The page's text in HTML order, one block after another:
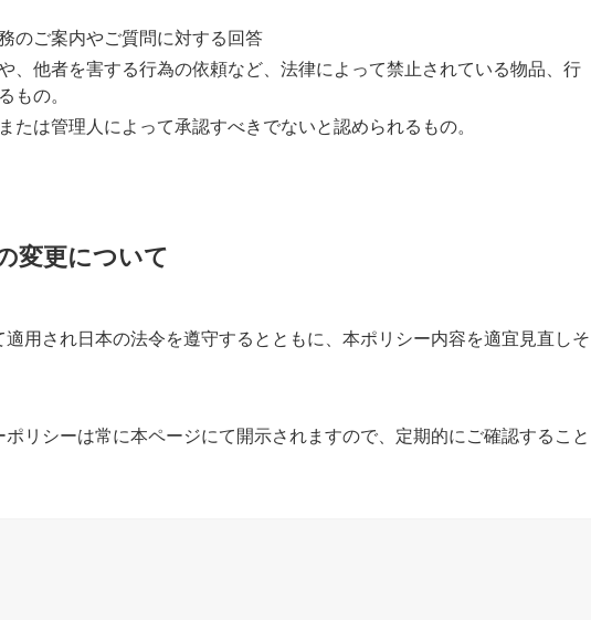
のご案内やご質問に対する回答
、他者を害する行為の依頼など、法律によって禁止されている物品、行
もの。
たは管理人によって承認すべきでないと認められるもの。
変更について
用され日本の法令を遵守するとともに、本ポリシー内容を適宜見直しそ
リシーは常に本ページにて開示されますので、定期的にご確認すること